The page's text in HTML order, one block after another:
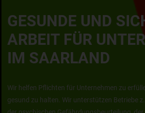
GESUNDE UND
ARBEIT FÜR
IM SAARLAND
Wir helfen Pflichten für Unternehmen zu
gesund zu halten. Wir unterstützen Betriebe